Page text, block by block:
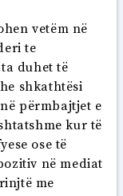
vetëm në
te
duhet të
shkathtësi
përmbajtjet e
kur të
ose të
në mediat
me